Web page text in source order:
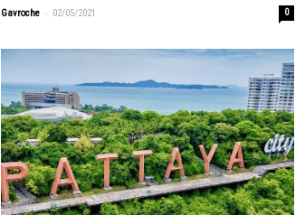
Gavroche - 02/05/2021 0